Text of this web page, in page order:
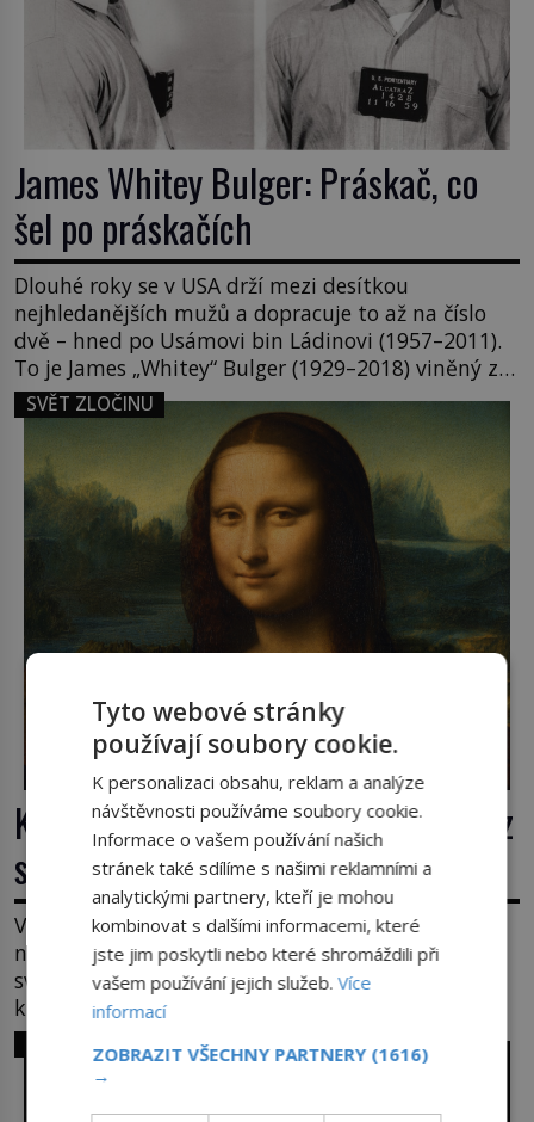
James Whitey Bulger: Práskač, co
šel po práskačích
Dlouhé roky se v USA drží mezi desítkou
nejhledanějších mužů a dopracuje to až na číslo
dvě – hned po Usámovi bin Ládinovi (1957–2011).
To je James „Whitey“ Bulger (1929–2018) viněný ze
spoluúčasti na 19 vraždách, vydírání a lichvy. A
samozřejmě, krom toho je ještě drogový dealer,
který neváhá odstranit z cesty všechny práskače,
zatímco […]
SVĚT ZLOČINU
Krádež Mony Lisy: Nejslavnější obraz
světa zůstane dva roky nezvěstný
V pondělí 21. srpna 1911 visí v pařížském Louvru
na zdi prázdné háky. Obraz, který dnes zná celý
svět, je pryč. Zpočátku si nikdo nemyslí, že jde o
krádež. Zaměstnanci jsou přesvědčeni, že Mona
Lisa je jen v restaurátorské dílně nebo u fotografa.
Když se ukáže pravda, propukne jeden z největších
honů na zloděje v […]
SVĚT ZLOČINU
Tyto webové stránky
používají soubory cookie.
K personalizaci obsahu, reklam a analýze
návštěvnosti používáme soubory cookie.
Informace o vašem používání našich
stránek také sdílíme s našimi reklamními a
analytickými partnery, kteří je mohou
kombinovat s dalšími informacemi, které
jste jim poskytli nebo které shromáždili při
vašem používání jejich služeb.Více
informací
ZOBRAZIT VŠECHNY PARTNERY (1616)
→